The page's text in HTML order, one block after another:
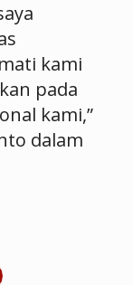
kami
pada
kami,”
dalam